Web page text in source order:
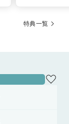
特典一覧